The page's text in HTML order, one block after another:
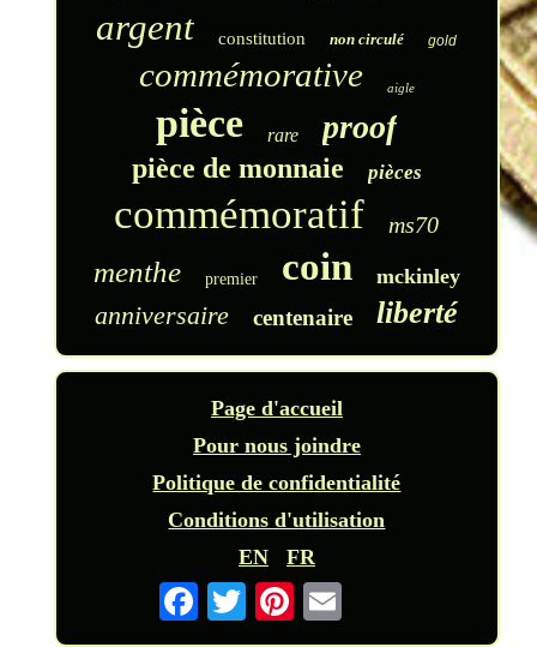
argent constitution non circulé gold
commémorative aigle
pièce rare proof
pièce de monnaie pièces
commémoratif ms70
menthe premier coin mckinley
anniversaire centenaire liberté
Page d'accueil
Pour nous joindre
Politique de confidentialité
Conditions d'utilisation
EN
FR